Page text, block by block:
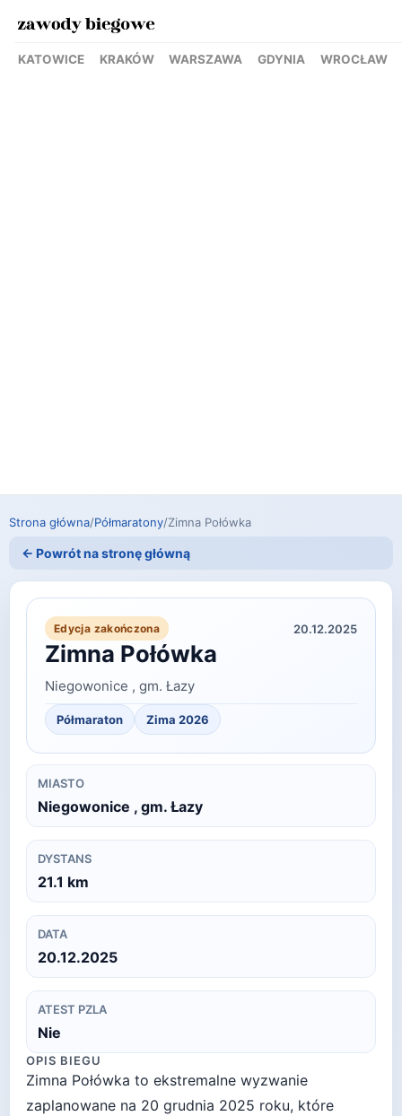
KATOWICE KRAKÓW WARSZAWA GDYNIA WROCŁAW
Strona główna/Półmaratony/Zimna Połówka
← Powrót na stronę główną
Edycja zakończona 20.12.2025
Zimna Połówka
Niegowonice , gm. Łazy
Półmaraton Zima 2026
MIASTO
Niegowonice , gm. Łazy
DYSTANS
21.1 km
DATA
20.12.2025
ATEST PZLA
Nie
OPIS BIEGU
Zimna Połówka to ekstremalne wyzwanie
zaplanowane na 20 grudnia 2025 roku, które